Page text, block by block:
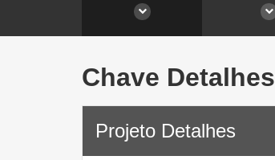
Chave Detalhes
Projeto Detalhes